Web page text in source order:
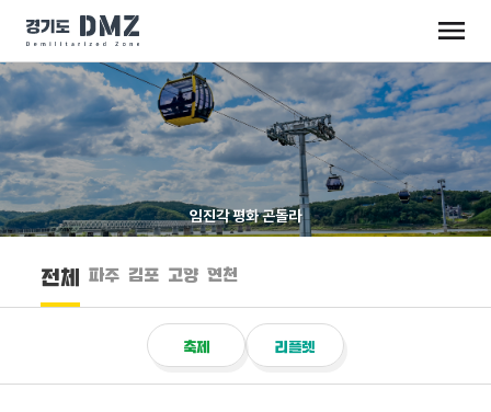
임진각 평화 곤돌라
전체 파주 김포 고양 연천
축제 리플렛